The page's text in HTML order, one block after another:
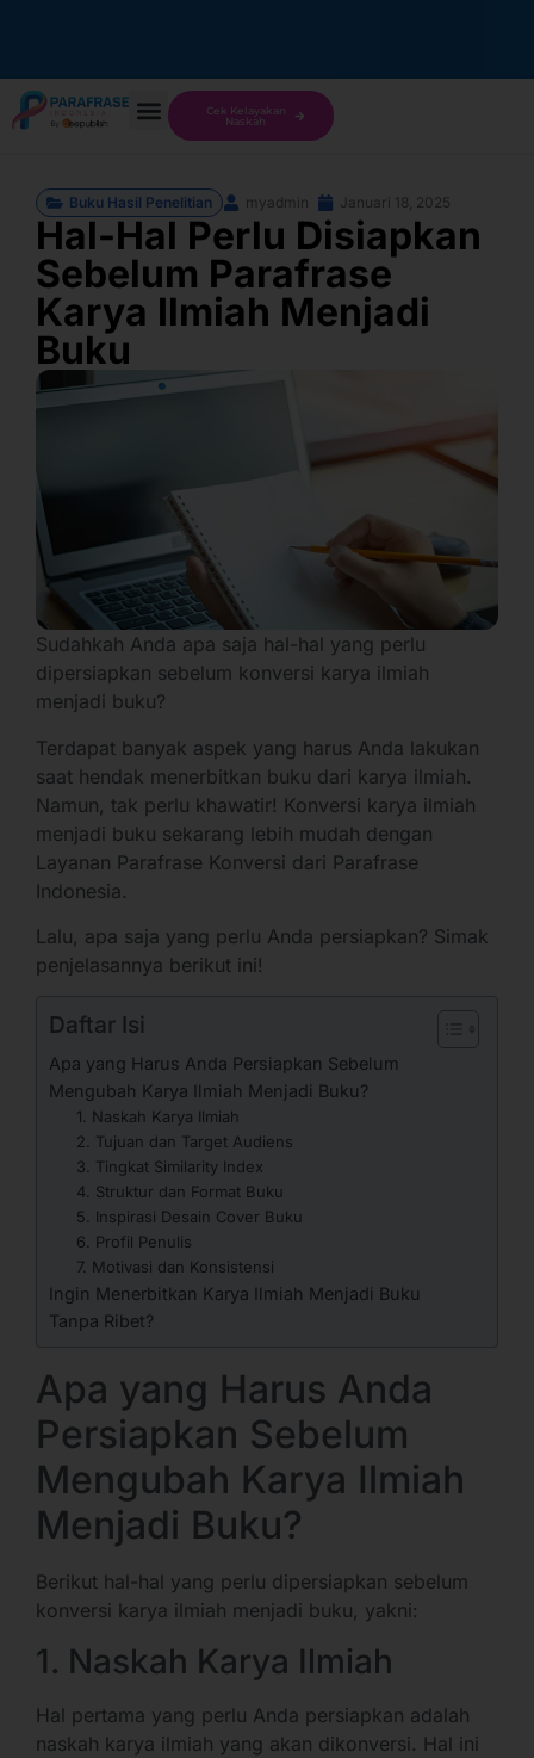
Cek Kelayakan
Naskah
Buku Hasil Penelitian myadmin Januari 18, 2025
Hal-Hal Perlu Disiapkan
Sebelum Parafrase
Karya Ilmiah Menjadi
Buku
Sudahkah Anda apa saja hal-hal yang perlu
dipersiapkan sebelum konversi karya ilmiah
menjadi buku?
Terdapat banyak aspek yang harus Anda lakukan
saat hendak menerbitkan buku dari karya ilmiah.
Namun, tak perlu khawatir! Konversi karya ilmiah
menjadi buku sekarang lebih mudah dengan
Layanan Parafrase Konversi dari Parafrase
Indonesia.
Lalu, apa saja yang perlu Anda persiapkan? Simak
penjelasannya berikut ini!
Daftar Isi
Apa yang Harus Anda Persiapkan Sebelum
Mengubah Karya Ilmiah Menjadi Buku?
1. Naskah Karya Ilmiah
2. Tujuan dan Target Audiens
3. Tingkat Similarity Index
4. Struktur dan Format Buku
5. Inspirasi Desain Cover Buku
6. Profil Penulis
7. Motivasi dan Konsistensi
Ingin Menerbitkan Karya Ilmiah Menjadi Buku
Tanpa Ribet?
Apa yang Harus Anda
Persiapkan Sebelum
Mengubah Karya Ilmiah
Menjadi Buku?
Berikut hal-hal yang perlu dipersiapkan sebelum
konversi karya ilmiah menjadi buku, yakni:
1. Naskah Karya Ilmiah
Hal pertama yang perlu Anda persiapkan adalah
naskah karya ilmiah yang akan dikonversi. Hal ini